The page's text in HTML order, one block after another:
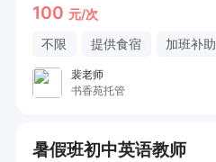
100 元/次
不限 提供食宿 加班补助
裴老师
书香苑托管
暑假班初中英语教师